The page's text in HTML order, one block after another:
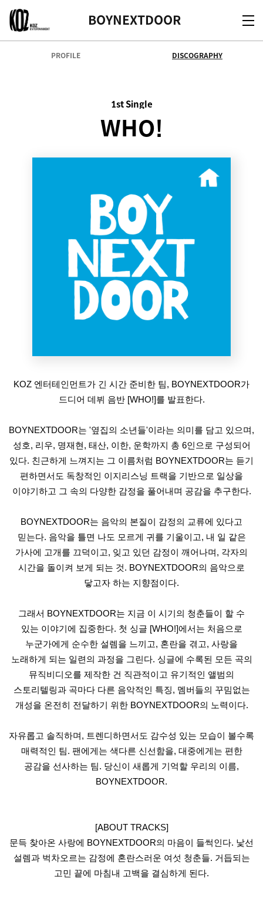
KOZ
BOYNEXTDOOR
PROFILE DISCOGRAPHY
1st Single
WHO!
KOZ 엔터테인먼트가 긴 시간 준비한 팀, BOYNEXTDOOR가
드디어 데뷔 음반 [WHO!]를 발표한다.
BOYNEXTDOOR는 '옆집의 소년들'이라는 의미를 담고 있으며,
성호, 리우, 명재현, 태산, 이한, 운학까지 총 6인으로 구성되어
있다. 친근하게 느껴지는 그 이름처럼 BOYNEXTDOOR는 듣기
편하면서도 독창적인 이지리스닝 트랙을 기반으로 일상을
이야기하고 그 속의 다양한 감정을 풀어내며 공감을 추구한다.
BOYNEXTDOOR는 음악의 본질이 감정의 교류에 있다고
믿는다. 음악을 틀면 나도 모르게 귀를 기울이고, 내 일 같은
가사에 고개를 끄덕이고, 잊고 있던 감정이 깨어나며, 각자의
시간을 돌이켜 보게 되는 것. BOYNEXTDOOR의 음악으로
닿고자 하는 지향점이다.
그래서 BOYNEXTDOOR는 지금 이 시기의 청춘들이 할 수
있는 이야기에 집중한다. 첫 싱글 [WHO!]에서는 처음으로
누군가에게 순수한 설렘을 느끼고, 혼란을 겪고, 사랑을
노래하게 되는 일련의 과정을 그린다. 싱글에 수록된 모든 곡의
뮤직비디오를 제작한 건 직관적이고 유기적인 앨범의
스토리텔링과 곡마다 다른 음악적인 특징, 멤버들의 꾸밈없는
개성을 온전히 전달하기 위한 BOYNEXTDOOR의 노력이다.
자유롭고 솔직하며, 트렌디하면서도 감수성 있는 모습이 볼수록
매력적인 팀. 팬에게는 색다른 신선함을, 대중에게는 편한
공감을 선사하는 팀. 당신이 새롭게 기억할 우리의 이름,
BOYNEXTDOOR.
[ABOUT TRACKS]
문득 찾아온 사랑에 BOYNEXTDOOR의 마음이 들썩인다. 낯선
설렘과 벅차오르는 감정에 혼란스러운 여섯 청춘들. 거듭되는
고민 끝에 마침내 고백을 결심하게 된다.